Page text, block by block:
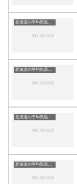
北海道の平均気温まとめ
北海道の平均気温まとめ
北海道の平均気温まとめ
北海道の平均気温まとめ